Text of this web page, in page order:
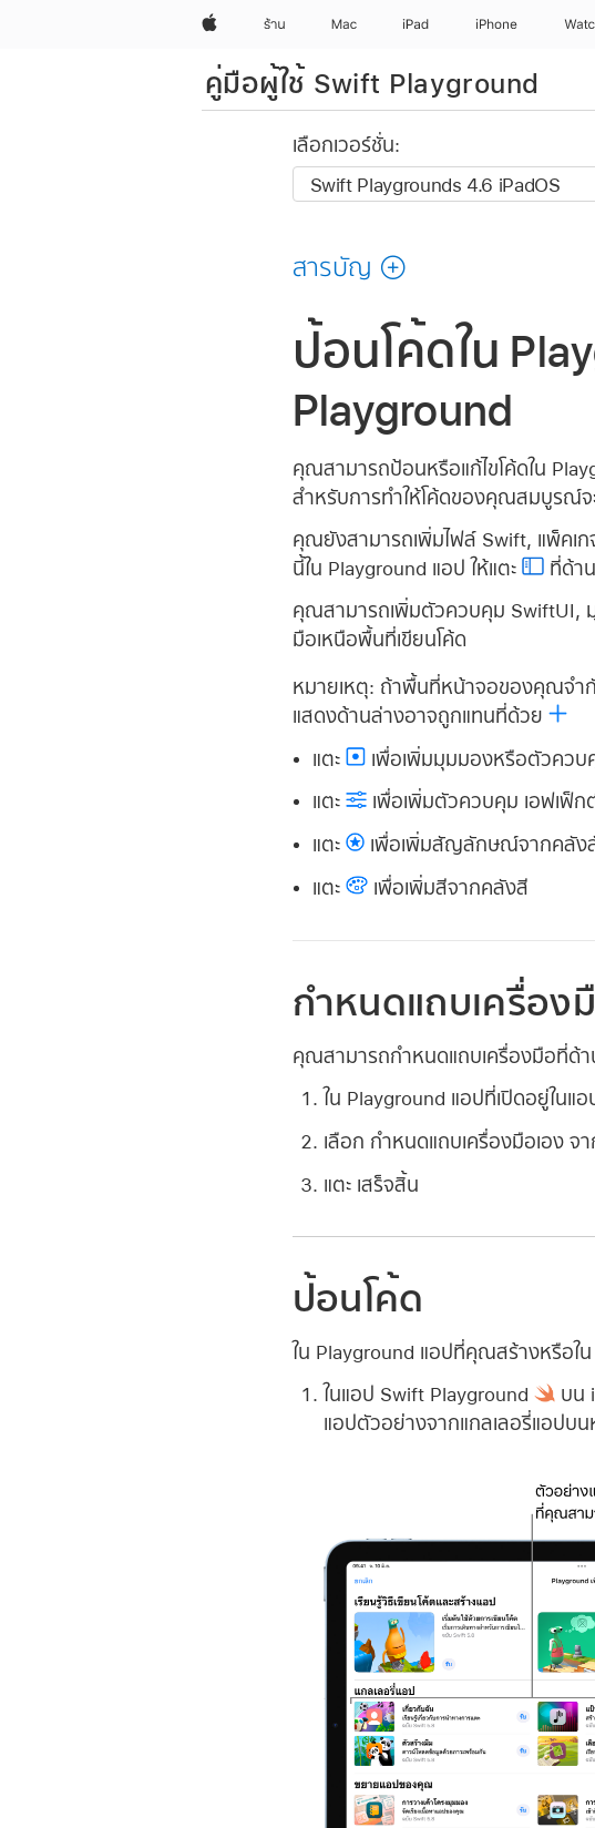
Appleร้าน Mac iPad iPhone
คู่มือผู้ใช้ Swift Playground
เลือกเวอร์ชั่น:
สารบัญ
ป้อนโค้ดใน
Playground
คุณสามารถป้อนหรือแก้ไขโค้ดใน
สำหรับการทำให้โค้ดของคุณสมบูรณ์จะ
คุณยังสามารถเพิ่มไฟล์ Swift, แพ็คเก
นี้ใน Playground แอป ให้แตะ
ที่ด้า
คุณสามารถเพิ่มตัวควบคุม SwiftUI,
มือเหนือพื้นที่เขียนโค้ด
หมายเหตุ: ถ้าพื้นที่หน้าจอของคุณจำกั
แสดงด้านล่างอาจถูกแทนที่ด้วย
แตะ เพื่อเพิ่มมุมมองหรือตัวคว
แตะ เพื่อเพิ่มตัวควบคุม เอฟเฟ็ก
แตะ เพื่อเพิ่มสัญลักษณ์จากคลั
แตะ เพื่อเพิ่มสีจากคลังสี
กำหนดแถบเครื่อง
คุณสามารถกำหนดแถบเครื่องมือที่ด้า
ใน Playground แอปที่เปิดอยู่ในแ
เลือก กำหนดแถบเครื่องมือเอง
แตะ เสร็จสิ้น
ป้อนโค้ด
ใน Playground แอปที่คุณสร้างหรือใ
ในแอป Swift Playground บน
แอปตัวอย่างจากแกลเลอรี่แอปบน